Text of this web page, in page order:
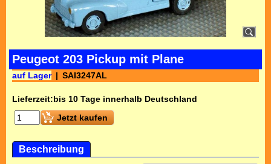
Peugeot 203 Pickup mit Plane
auf Lager SAI3247AL
Lieferzeit:bis 10 Tage innerhalb Deutschland
Jetzt kaufen
Beschreibung